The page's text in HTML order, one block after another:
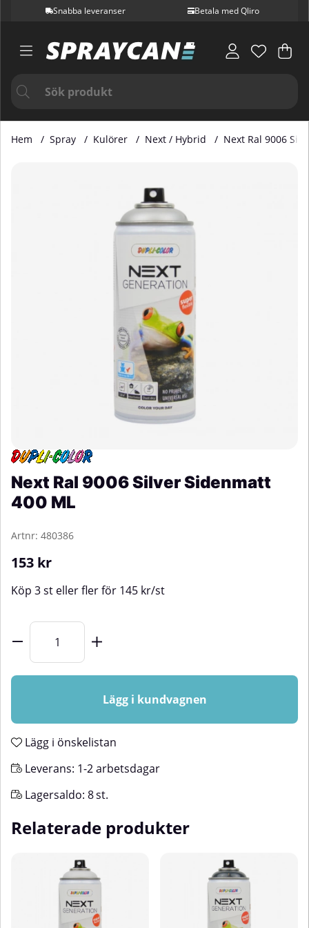
Snabba leveranser Betala med Qliro
.
Hem Spray Kulörer Next / Hybrid Next Ral 9006
Next Ral 9006 Silver Sidenmatt
400 ML
Artnr: 480386
153 kr
Köp 3 st eller fler för 145 kr/st
Lägg i kundvagnen
Lägg i önskelistan
Leverans: 1-2 arbetsdagar
Lagersaldo: 8st.
Relaterade produkter